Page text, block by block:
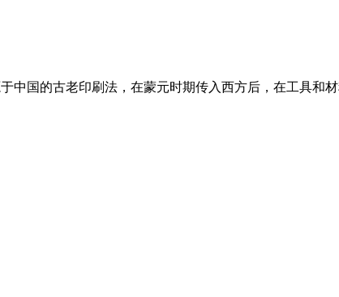
中国的古老印刷法，在蒙元时期传入西方后，在工具和